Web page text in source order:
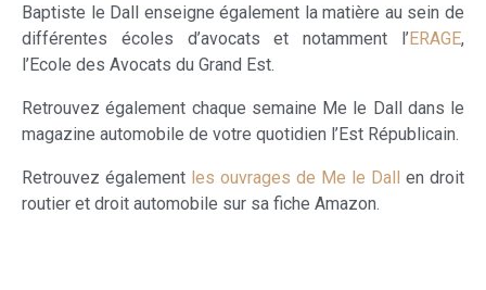
Baptiste le Dall enseigne également la matière au sein de
différentes écoles d’avocats et notamment l’ERAGE,
l’Ecole des Avocats du Grand Est.
Retrouvez également chaque semaine Me le Dall dans le
magazine automobile de votre quotidien l’Est Républicain.
Retrouvez également les ouvrages de Me le Dall en droit
routier et droit automobile sur sa fiche Amazon.